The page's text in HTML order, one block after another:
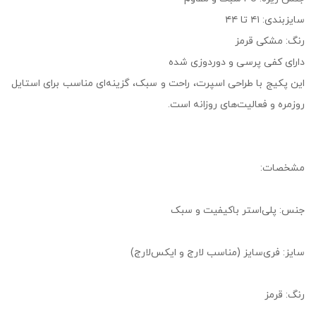
سایزبندی: ۴۱ تا ۴۴
رنگ: مشکی قرمز
دارای کفی پرسی و دوردوزی شده
این پکیج با طراحی اسپرت، راحت و سبک، گزینه‌ای مناسب برای استایل
روزمره و فعالیت‌های روزانه است.
مشخصات:
جنس: پلی‌استر باکیفیت و سبک
سایز: فری‌سایز (مناسب لارج و ایکس‌لارج)
رنگ: قرمز